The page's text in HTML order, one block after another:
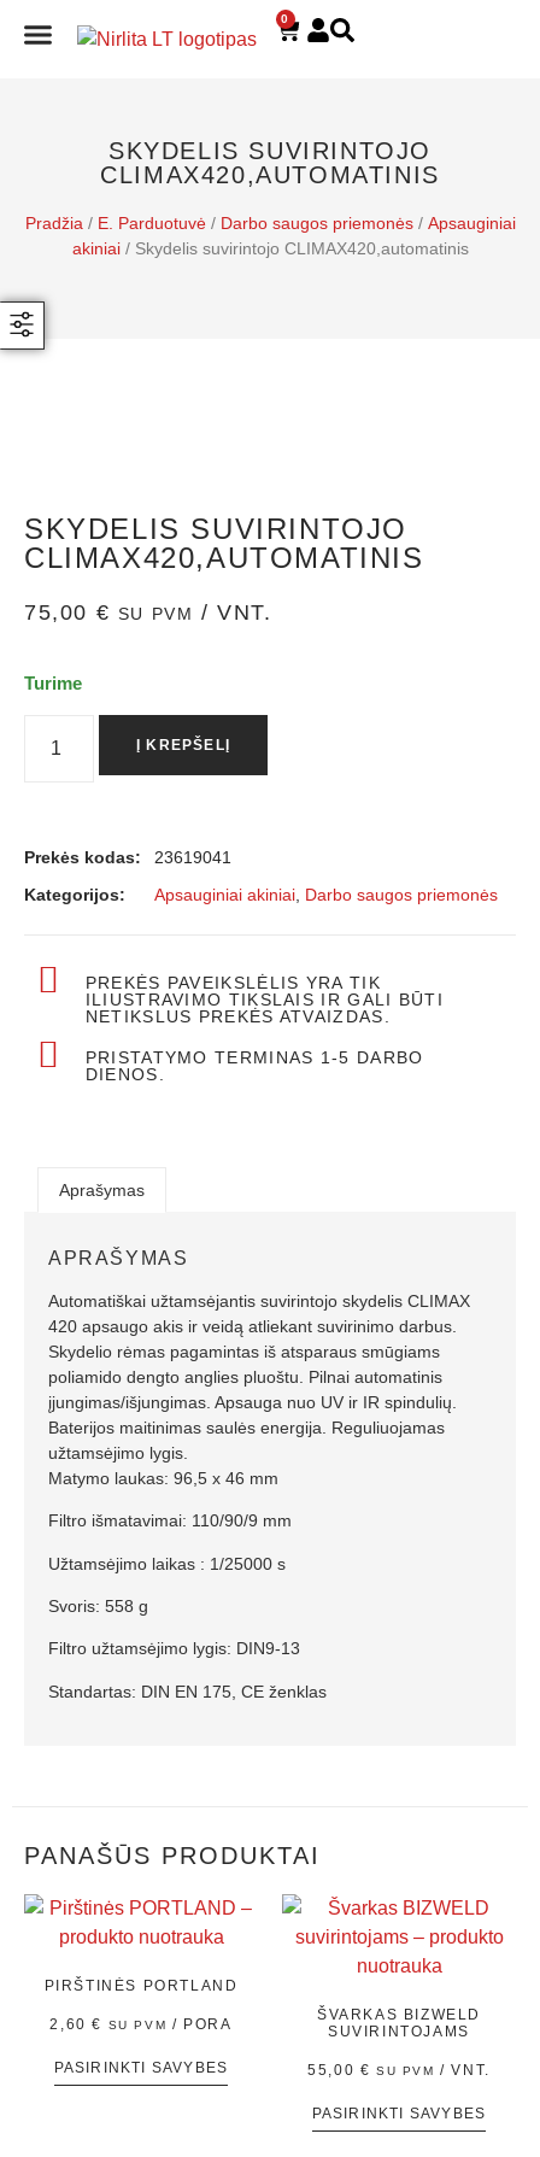
0
SKYDELIS SUVIRINTOJO
CLIMAX420,AUTOMATINIS
Pradžia / E. Parduotuvė/ Darbo saugos priemonės/ Apsauginiai
akiniai/ Skydelis suvirintojo CLIMAX420,automatinis
SKYDELIS SUVIRINTOJO
CLIMAX420,AUTOMATINIS
75,00 € SU PVM / VNT.
Turime
Į KREPŠELĮ
Prekės kodas:
23619041
Kategorijos:
Apsauginiai akiniai Darbo saugos priemonės
PREKĖS PAVEIKSLĖLIS YRA TIK
ILIUSTRAVIMO TIKSLAIS IR GALI BŪTI
NETIKSLUS PREKĖS ATVAIZDAS.
PRISTATYMO TERMINAS 1-5 DARBO
DIENOS.
Aprašymas
APRAŠYMAS
Automatiškai užtamsėjantis suvirintojo skydelis CLIMAX
420 apsaugo akis ir veidą atliekant suvirinimo darbus.
Skydelio rėmas pagamintas iš atsparaus smūgiams
poliamido dengto anglies pluoštu. Pilnai automatinis
įjungimas/išjungimas. Apsauga nuo UV ir IR spindulių.
Baterijos maitinimas saulės energija. Reguliuojamas
užtamsėjimo lygis.
Matymo laukas: 96,5 x 46 mm
Filtro išmatavimai: 110/90/9 mm
Užtamsėjimo laikas : 1/25000 s
Svoris: 558 g
Filtro užtamsėjimo lygis: DIN9-13
Standartas: DIN EN 175, CE ženklas
PANAŠŪS PRODUKTAI
PIRŠTINĖS PORTLAND
2,60€ SU PVM / PORA
PASIRINKTI SAVYBES
ŠVARKAS BIZWELD
SUVIRINTOJAMS
55,00 € SU PVM / VNT.
PASIRINKTI SAVYBES